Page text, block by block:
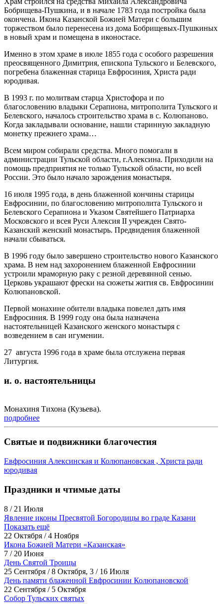
Бобрищева-Пушкина, и в начале 1783 года постройка была
окончена. Икона Казанской Божией Матери с большим
торжеством было перенесена из дома Бобрищевых-Пушкиных
в новый храм и помещена в иконостасе.
Именно в этом храме в июле 1855 года с особого разрешения
преосвященного Димитрия, епископа Тульского и Белевского,
погребена блаженная старица Евфросиния, Христа ради
юродивая.
В 1993 г. по молитвам старца Христофора и по
благословению владыки Серапиона, митрополита Тульского и
Белевского, началось строительство храма в с. Колюпаново.
Когда закладывали основание, нашли старинную закладную
монетку прежнего храма…
Всем миром собирали средства. Много помогали в
администрации Тульской области, г.Алексина. Приходили на
помощь предприятия не только Тульской области, но всей
России. Это было начало зарождения монастыря.
16 июля 1995 года, в день блаженной кончины старицы
Евфросинии, по благословению митрополита Тульского и
Белевского Серапиона и Указом Святейшего Патриарха
Московского и всея Руси Алексия II учрежден Свято-
Казанский женский монастырь. Предвидения блаженной
начали сбываться.
В 1996 году было завершено строительство нового Казанского
храма. В нем над захоронением блаженной Евфросинии
устроили мраморную раку с резной деревянной сенью.
Церковь украшают фрески на сюжеты жития св. Евфросинии
Колюпановской.
Первой монахине обители владыка повелел дать имя
Евфросиния. В 1999 году она была назначена
настоятельницей Казанского женского монастыря с
возведением в сан игумении.
27 августа 1996 года в храме была отслужена первая
Литургия.
и. о. настоятельницы
Монахиня Тихона (Кузьева).
подробнее
Святые и подвижники благочестия
Евфросиния Алексинская и Колюпановская , Христа ради
юродивая
Праздники и чтимые даты
8 / 21 Июля
Явление иконы Пресвятой Богородицы во граде Казани
Показать ещё
22 Октября / 4 Ноября
Икона Божией Матери «Казанская»
7 / 20 Июня
День Святой Троицы
25 Сентября / 8 Октября, 3 / 16 Июля
День памяти блаженной Евфросинии Колюпановской
22 Сентября / 5 Октября
Собор Тульских святых